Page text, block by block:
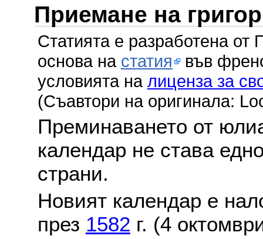
Приемане на
Статията е разработена
основа на статия във
условията на лиценза за
(Съавтори на оригинала:
Преминаването от
календар не става
страни.
Новият календар е
през 1582 г. (4